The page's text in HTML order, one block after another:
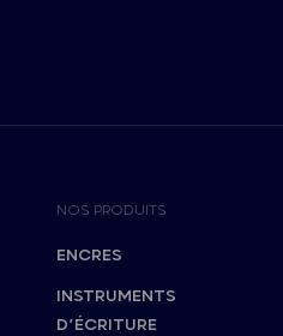
NOS PRODUITS
ENCRES
INSTRUMENTS
D’ÉCRITURE